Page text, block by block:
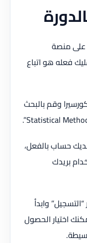
على منصة
فعله هو اتباع
وقم بالبحث
حساب بالفعل،
بريدك
وابدأ
اختيار الحصول